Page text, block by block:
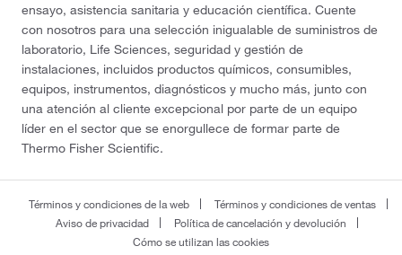
ensayo, asistencia sanitaria y educación científica. Cuente
con nosotros para una selección inigualable de suministros de
laboratorio, Life Sciences, seguridad y gestión de
instalaciones, incluidos productos químicos, consumibles,
equipos, instrumentos, diagnósticos y mucho más, junto con
una atención al cliente excepcional por parte de un equipo
líder en el sector que se enorgullece de formar parte de
Thermo Fisher Scientific.
Términos y condiciones de la web
Términos y condiciones de ventas
Aviso de privacidad
Política de cancelación y devolución
Cómo se utilizan las cookies